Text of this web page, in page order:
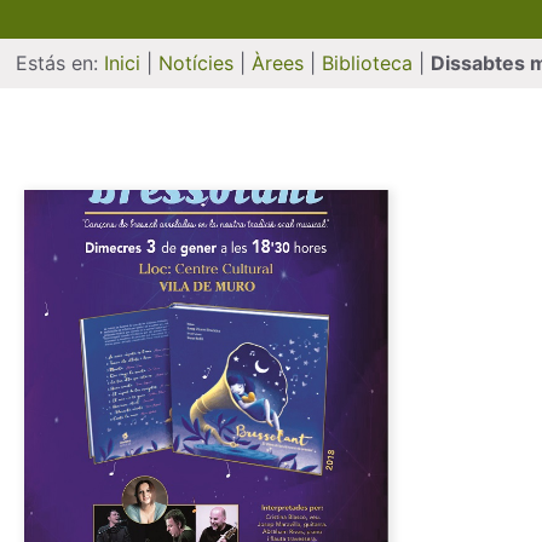
Estás en: Inici Notícies Àrees Biblioteca Dissabtes